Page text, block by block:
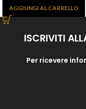
AGGIUNGI AL CARRELLO
ISCRIVITI
Per ricevere